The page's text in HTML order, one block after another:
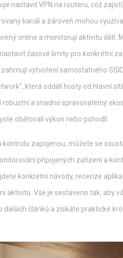
nastavit VPN na routeru, což
kanál a zároveň mohou
online a monitorují aktivitu dětí .
časové limity pro konkrétní
vytvoření samostatného
která oddělí hosty od hlavní
robustní a snadno spravovatelný
obětovali výkon nebo pohodlí.
zapojenou, můžete se
připojených zařízení a
konkrétní návody, recenze
aktivitu. Vše je sestaveno tak, aby
článků a získáte praktické